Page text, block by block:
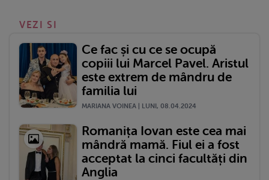
VEZI SI
Ce fac și cu ce se ocupă
copiii lui Marcel Pavel. Aristul
este extrem de mândru de
familia lui
MARIANA VOINEA | LUNI, 08.04.2024
Romanița Iovan este cea mai
mândră mamă. Fiul ei a fost
acceptat la cinci facultăți din
Anglia